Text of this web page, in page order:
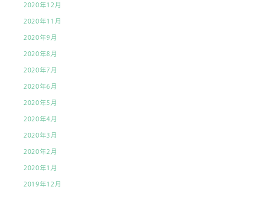
2020年12月
2020年11月
2020年9月
2020年8月
2020年7月
2020年6月
2020年5月
2020年4月
2020年3月
2020年2月
2020年1月
2019年12月